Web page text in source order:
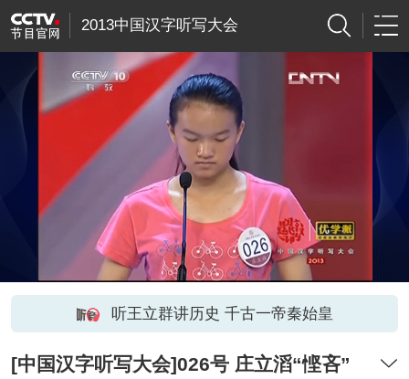
2013中国汉字听写大会
听王立群讲历史 千古一帝秦始皇
[中国汉字听写大会]026号 庄立滔“悭吝”